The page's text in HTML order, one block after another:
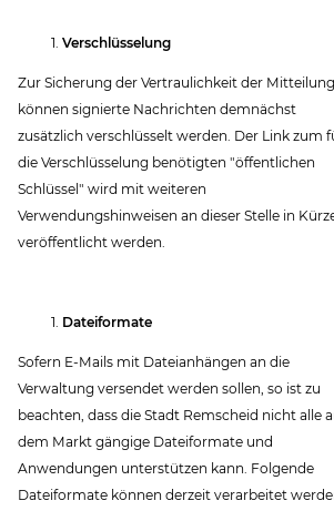
Verschlüsselung
Zur Sicherung der Vertraulichkeit der
können signierte Nachrichten demnächst
zusätzlich verschlüsselt werden. Der Link zum
die Verschlüsselung benötigten "öffentlichen
Schlüssel" wird mit weiteren
Verwendungshinweisen an dieser Stelle in
veröffentlicht werden.
Dateiformate
Sofern E-Mails mit Dateianhängen an die
Verwaltung versendet werden sollen, so ist zu
beachten, dass die Stadt Remscheid nicht alle
dem Markt gängige Dateiformate und
Anwendungen unterstützen kann. Folgende
Dateiformate können derzeit verarbeitet